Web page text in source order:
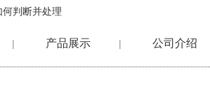
判断并处理
| 产品展示 | 公司介绍